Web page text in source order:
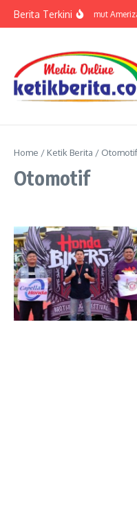
Berita TerkiniKPwBI Sumut
Home / Ketik Berita / Otomotif
Otomotif